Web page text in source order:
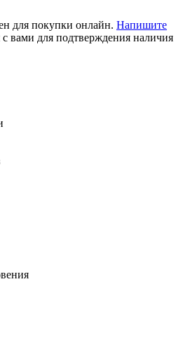
для покупки онлайн. Напишите
вами для подтверждения наличия